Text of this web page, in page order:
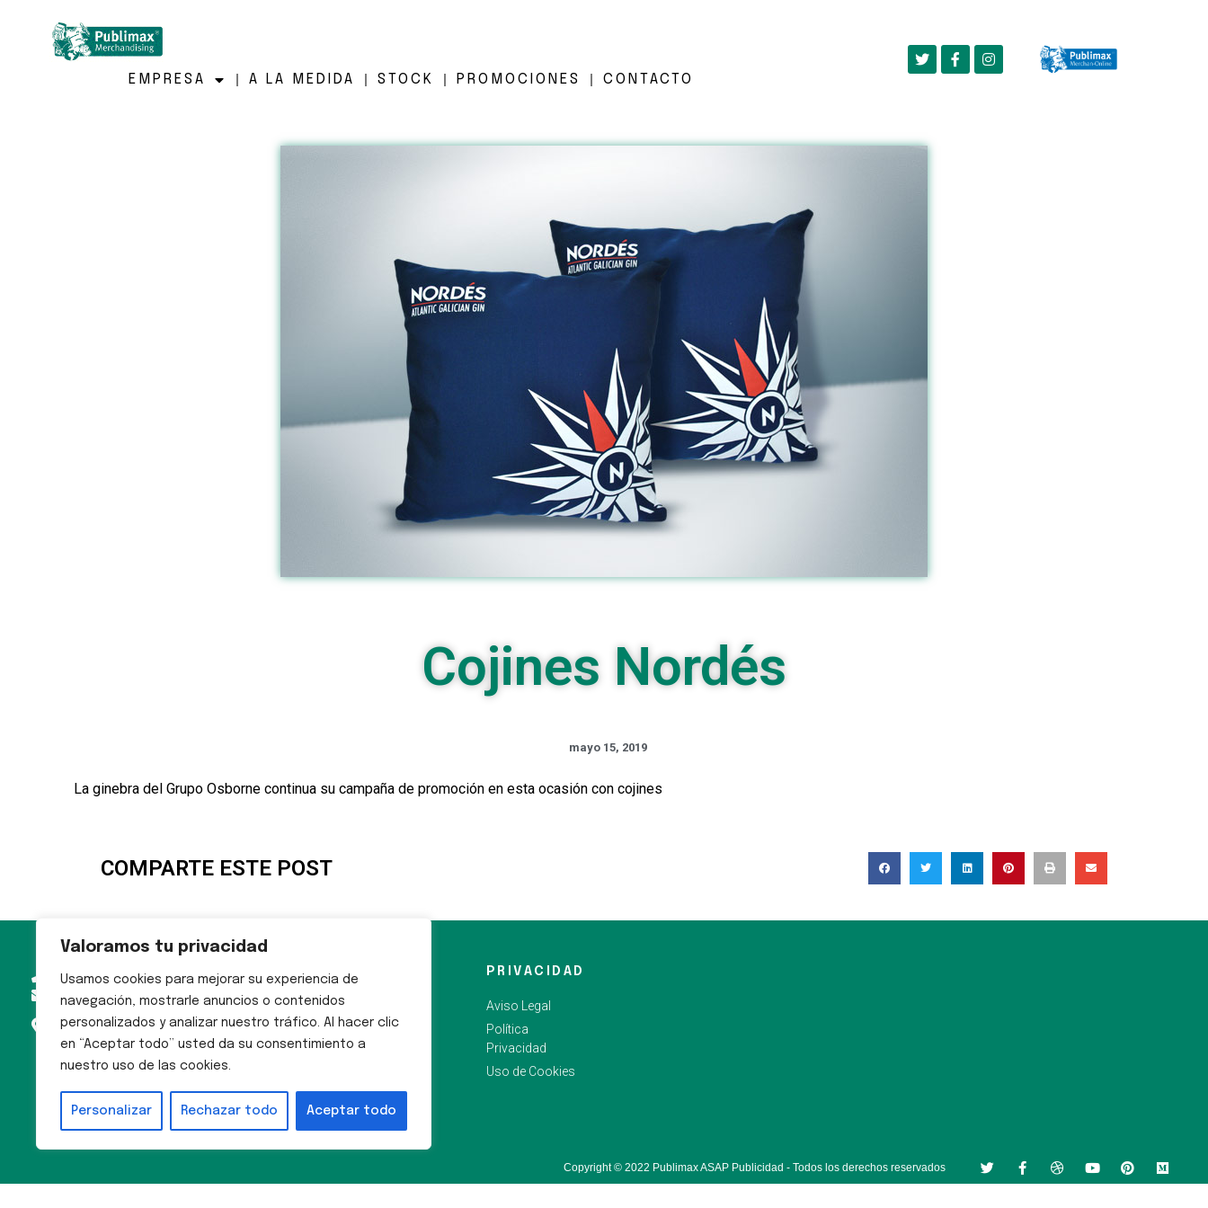
Valoramos tu privacidad
Usamos cookies para mejorar su experiencia de
navegación, mostrarle anuncios o contenidos
personalizados y analizar nuestro tráfico. Al hacer clic
en “Aceptar todo” usted da su consentimiento a
nuestro uso de las cookies.
Personalizar Rechazar todo Aceptar todo
EMPRESA A LA MEDIDA STOCK PROMOCIONES CONTACTO
Cojines Nordés
mayo 15, 2019
La ginebra del Grupo Osborne continua su campaña de promoción en esta ocasión con cojines
COMPARTE ESTE POST
976 73 65 37
publimax@publimax-asap.com
P.º Alberto Casañal Shakery, 31,
50015 Zaragoza
MAPA
WEB
Inicio
Sobre
A la medida
Contacto
PRIVACIDAD
Aviso Legal
Política
Privacidad
Uso de Cookies
Copyright © 2022 Publimax ASAP Publicidad - Todos los derechos reservados